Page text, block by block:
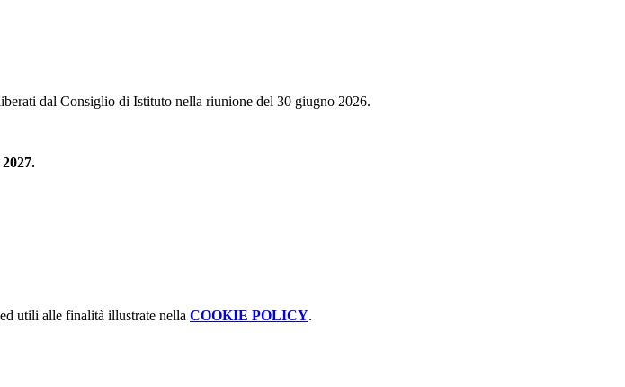
dal Consiglio di Istituto nella riunione del 30 giugno 2026.
utili alle finalità illustrate nella COOKIE POLICY.